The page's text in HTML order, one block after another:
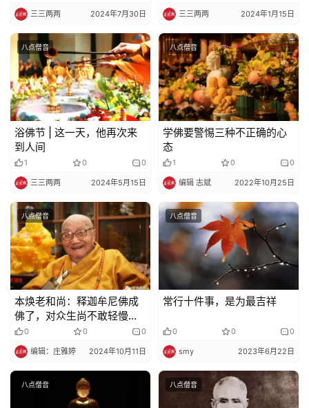
政
策
法
规
免
责
声
明
三三两两 2024年7月30日 三三两两 2024年1月15日
八点僧音
浴佛节 | 这一天，他再次来
到人间
1 0 0
三三两两 2024年5月15日
八点僧音
学佛要警惕三种不正确的心
态
1 0 0
编辑 志斌 2022年10月25日
八点僧音
本焕老和尚：释迦牟尼佛成
佛了，对众生尚不敢轻慢，
我们对一切众生还敢轻慢
吗？
0 0 0
编辑：庄雅婷 2024年10月11日
八点僧音
常行十件事，是为最吉祥
0 0 0
smy 2023年6月22日
八点僧音 八点僧音